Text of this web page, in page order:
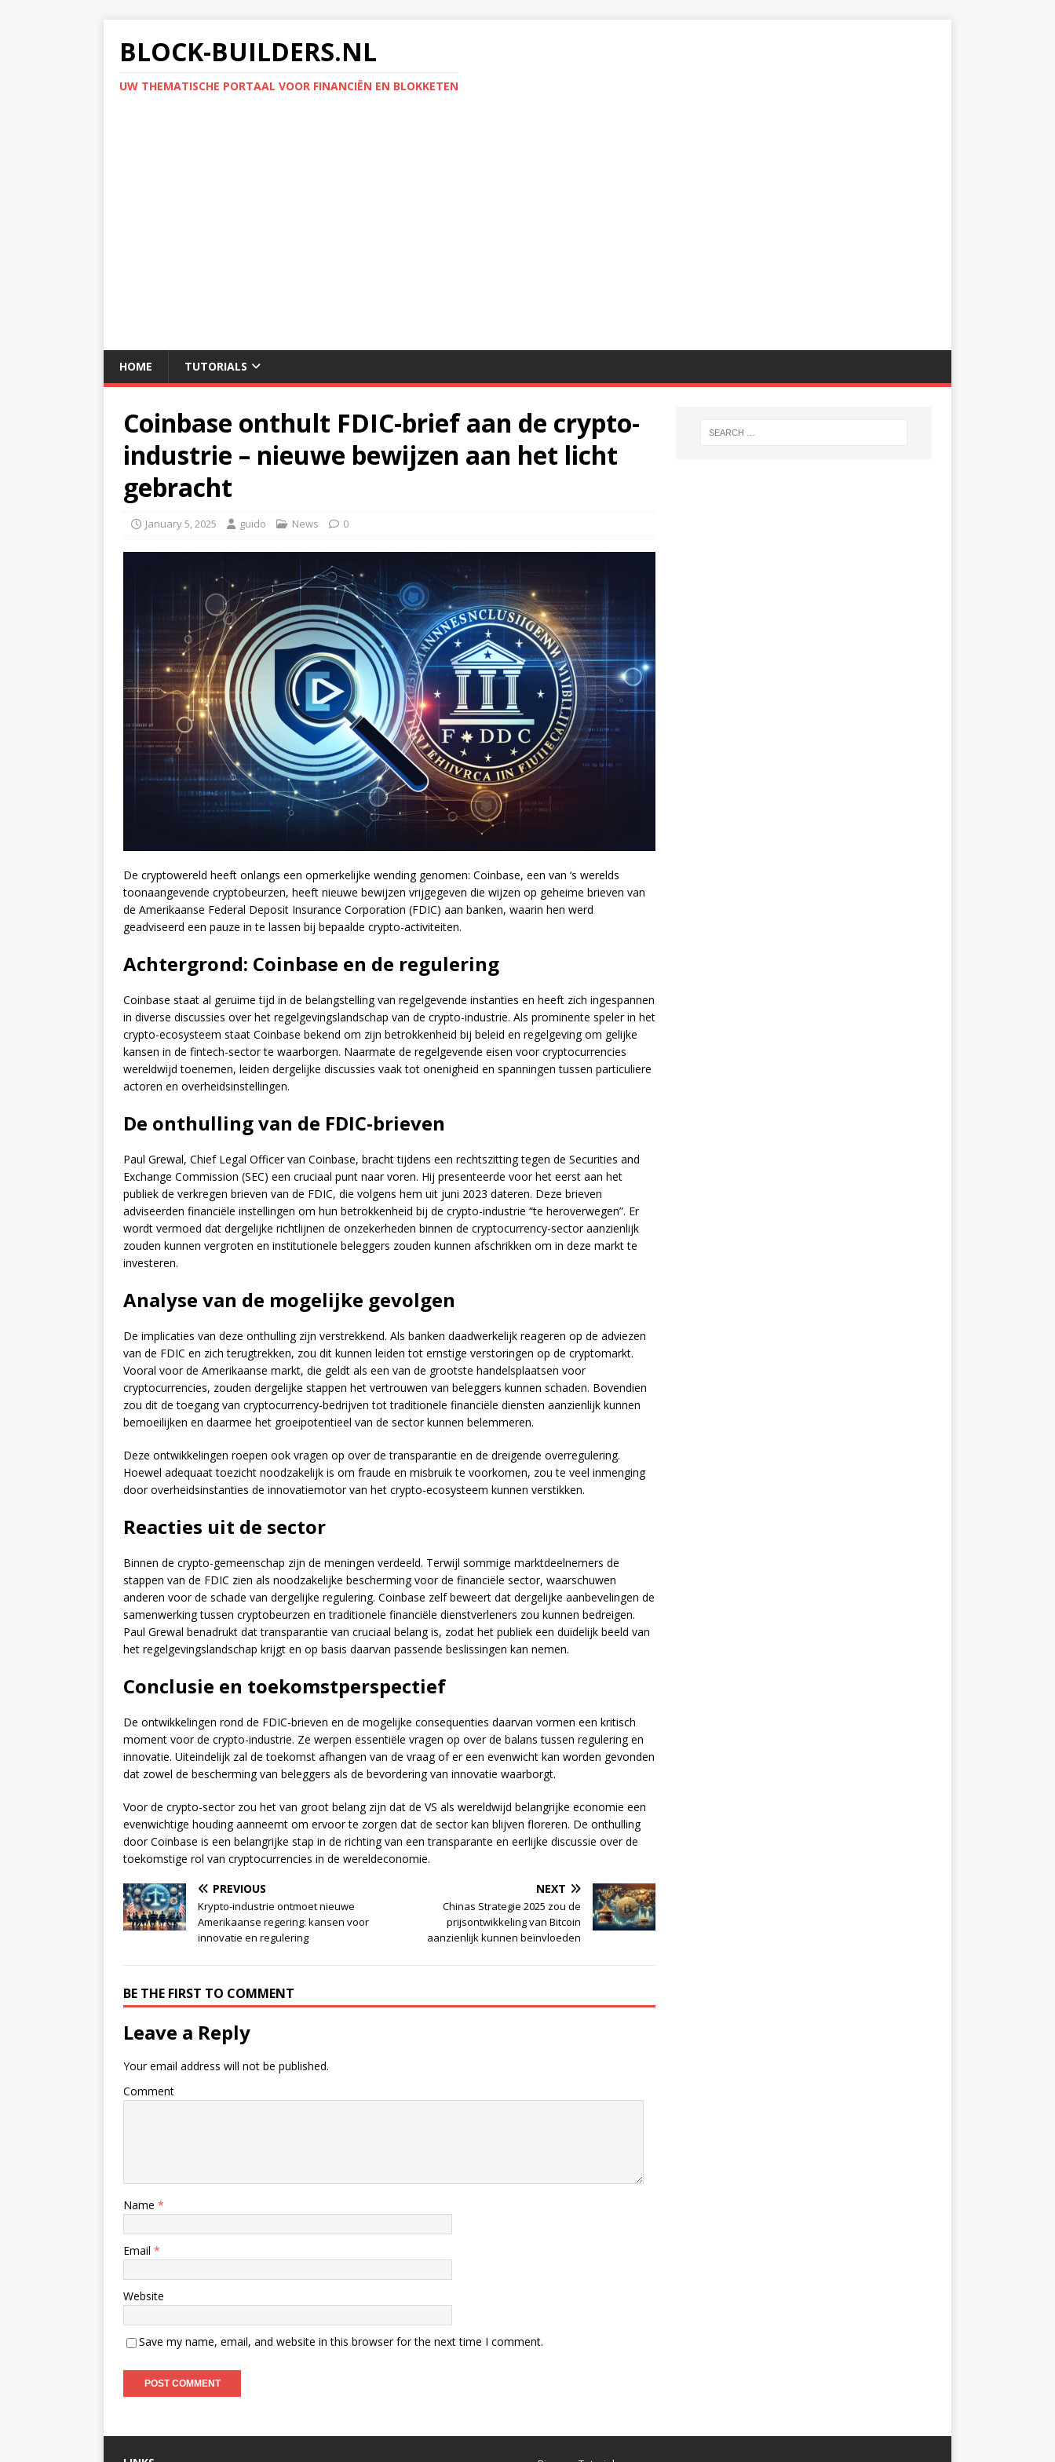
BLOCK-BUILDERS.NL
UW THEMATISCHE PORTAAL VOOR FINANCIËN EN BLOKKETEN
HOME TUTORIALS
Coinbase onthult FDIC-brief aan de crypto-
industrie – nieuwe bewijzen aan het licht
gebracht
January 5, 2025 guido News 0
De cryptowereld heeft onlangs een opmerkelijke wending genomen: Coinbase, een van ‘s werelds
toonaangevende cryptobeurzen, heeft nieuwe bewijzen vrijgegeven die wijzen op geheime brieven van
de Amerikaanse Federal Deposit Insurance Corporation (FDIC) aan banken, waarin hen werd
geadviseerd een pauze in te lassen bij bepaalde crypto-activiteiten.
Achtergrond: Coinbase en de regulering
Coinbase staat al geruime tijd in de belangstelling van regelgevende instanties en heeft zich ingespannen
in diverse discussies over het regelgevingslandschap van de crypto-industrie. Als prominente speler in het
crypto-ecosysteem staat Coinbase bekend om zijn betrokkenheid bij beleid en regelgeving om gelijke
kansen in de fintech-sector te waarborgen. Naarmate de regelgevende eisen voor cryptocurrencies
wereldwijd toenemen, leiden dergelijke discussies vaak tot onenigheid en spanningen tussen particuliere
actoren en overheidsinstellingen.
De onthulling van de FDIC-brieven
Paul Grewal, Chief Legal Officer van Coinbase, bracht tijdens een rechtszitting tegen de Securities and
Exchange Commission (SEC) een cruciaal punt naar voren. Hij presenteerde voor het eerst aan het
publiek de verkregen brieven van de FDIC, die volgens hem uit juni 2023 dateren. Deze brieven
adviseerden financiële instellingen om hun betrokkenheid bij de crypto-industrie “te heroverwegen”. Er
wordt vermoed dat dergelijke richtlijnen de onzekerheden binnen de cryptocurrency-sector aanzienlijk
zouden kunnen vergroten en institutionele beleggers zouden kunnen afschrikken om in deze markt te
investeren.
Analyse van de mogelijke gevolgen
De implicaties van deze onthulling zijn verstrekkend. Als banken daadwerkelijk reageren op de adviezen
van de FDIC en zich terugtrekken, zou dit kunnen leiden tot ernstige verstoringen op de cryptomarkt.
Vooral voor de Amerikaanse markt, die geldt als een van de grootste handelsplaatsen voor
cryptocurrencies, zouden dergelijke stappen het vertrouwen van beleggers kunnen schaden. Bovendien
zou dit de toegang van cryptocurrency-bedrijven tot traditionele financiële diensten aanzienlijk kunnen
bemoeilijken en daarmee het groeipotentieel van de sector kunnen belemmeren.
Deze ontwikkelingen roepen ook vragen op over de transparantie en de dreigende overregulering.
Hoewel adequaat toezicht noodzakelijk is om fraude en misbruik te voorkomen, zou te veel inmenging
door overheidsinstanties de innovatiemotor van het crypto-ecosysteem kunnen verstikken.
Reacties uit de sector
Binnen de crypto-gemeenschap zijn de meningen verdeeld. Terwijl sommige marktdeelnemers de
stappen van de FDIC zien als noodzakelijke bescherming voor de financiële sector, waarschuwen
anderen voor de schade van dergelijke regulering. Coinbase zelf beweert dat dergelijke aanbevelingen de
samenwerking tussen cryptobeurzen en traditionele financiële dienstverleners zou kunnen bedreigen.
Paul Grewal benadrukt dat transparantie van cruciaal belang is, zodat het publiek een duidelijk beeld van
het regelgevingslandschap krijgt en op basis daarvan passende beslissingen kan nemen.
Conclusie en toekomstperspectief
De ontwikkelingen rond de FDIC-brieven en de mogelijke consequenties daarvan vormen een kritisch
moment voor de crypto-industrie. Ze werpen essentiële vragen op over de balans tussen regulering en
innovatie. Uiteindelijk zal de toekomst afhangen van de vraag of er een evenwicht kan worden gevonden
dat zowel de bescherming van beleggers als de bevordering van innovatie waarborgt.
Voor de crypto-sector zou het van groot belang zijn dat de VS als wereldwijd belangrijke economie een
evenwichtige houding aanneemt om ervoor te zorgen dat de sector kan blijven floreren. De onthulling
door Coinbase is een belangrijke stap in de richting van een transparante en eerlijke discussie over de
toekomstige rol van cryptocurrencies in de wereldeconomie.
PREVIOUS
Krypto-industrie ontmoet nieuwe
Amerikaanse regering: kansen voor
innovatie en regulering
NEXT
Chinas Strategie 2025 zou de
prijsontwikkeling van Bitcoin
aanzienlijk kunnen beïnvloeden
BE THE FIRST TO COMMENT
Leave a Reply
Your email address will not be published.
Comment
Name *
Email *
Website
Save my name, email, and website in this browser for the next time I comment.